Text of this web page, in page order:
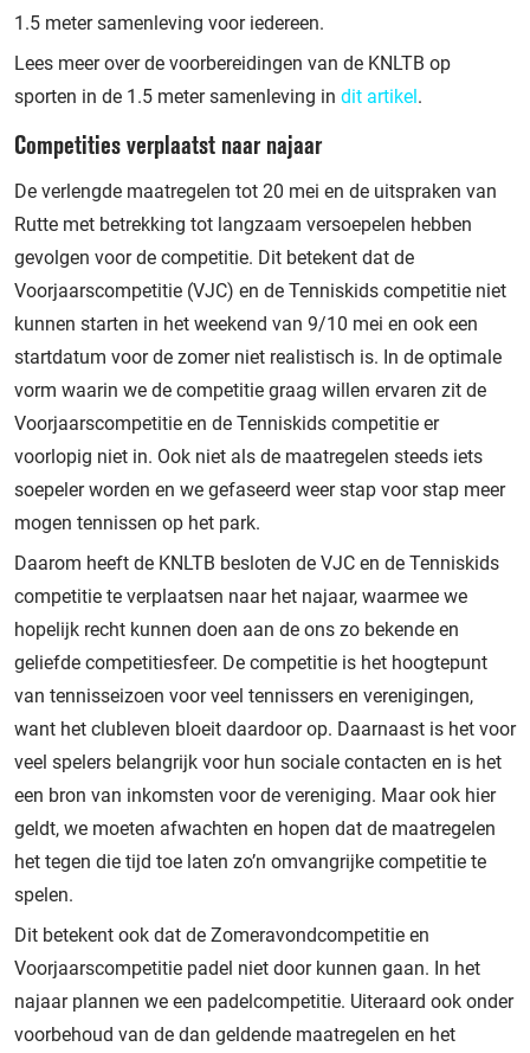
1.5 meter samenleving voor iedereen.
Lees meer over de voorbereidingen van de KNLTB op
sporten in de 1.5 meter samenleving in dit artikel.
Competities verplaatst naar najaar
De verlengde maatregelen tot 20 mei en de uitspraken van
Rutte met betrekking tot langzaam versoepelen hebben
gevolgen voor de competitie. Dit betekent dat de
Voorjaarscompetitie (VJC) en de Tenniskids competitie niet
kunnen starten in het weekend van 9/10 mei en ook een
startdatum voor de zomer niet realistisch is. In de optimale
vorm waarin we de competitie graag willen ervaren zit de
Voorjaarscompetitie en de Tenniskids competitie er
voorlopig niet in. Ook niet als de maatregelen steeds iets
soepeler worden en we gefaseerd weer stap voor stap meer
mogen tennissen op het park.
Daarom heeft de KNLTB besloten de VJC en de Tenniskids
competitie te verplaatsen naar het najaar, waarmee we
hopelijk recht kunnen doen aan de ons zo bekende en
geliefde competitiesfeer. De competitie is het hoogtepunt
van tennisseizoen voor veel tennissers en verenigingen,
want het clubleven bloeit daardoor op. Daarnaast is het voor
veel spelers belangrijk voor hun sociale contacten en is het
een bron van inkomsten voor de vereniging. Maar ook hier
geldt, we moeten afwachten en hopen dat de maatregelen
het tegen die tijd toe laten zo’n omvangrijke competitie te
spelen.
Dit betekent ook dat de Zomeravondcompetitie en
Voorjaarscompetitie padel niet door kunnen gaan. In het
najaar plannen we een padelcompetitie. Uiteraard ook onder
voorbehoud van de dan geldende maatregelen en het